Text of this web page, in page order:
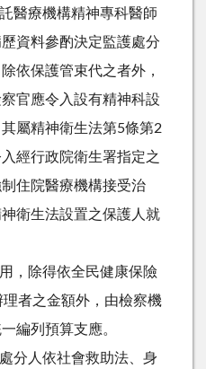
醫療機構精神專科醫師
資料參酌決定監護處分
依保護管束代之者外，
官應令入設有精神科設
屬精神衛生法第5條第2
經行政院衛生署指定之
住院醫療機構接受治
衛生法設置之保護人就
，除得依全民健康保險
者之金額外，由檢察機
編列預算支應。
分人依社會救助法、身